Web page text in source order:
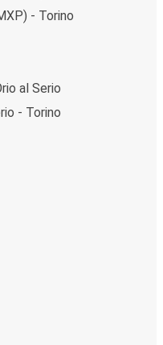
- Torino
al Serio
- Torino